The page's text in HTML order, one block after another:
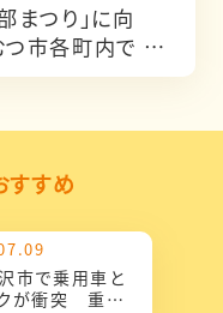
まつり」に向
市各町内で は
習盛ん
すすめ
市で乗用車と
クが衝突 重体